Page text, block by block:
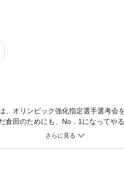
、オリンピック強化指定選手選考会
田のためにも、No．1になってや
ジャー操の姿はなく、ただ大沢への